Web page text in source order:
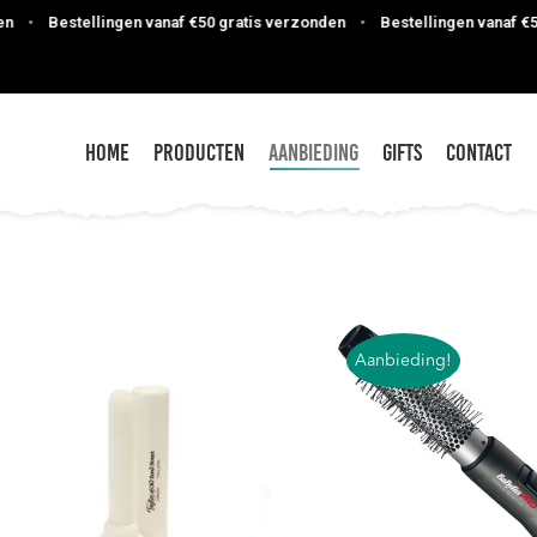
Bestellingen vanaf €50 gratis verzonden • Bestellingen vanaf €50
Home Producten Aanbieding Gifts Contact
Aanbieding!